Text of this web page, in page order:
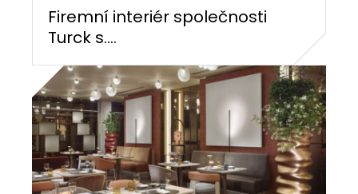
Firemní interiér společnosti
Turck s....